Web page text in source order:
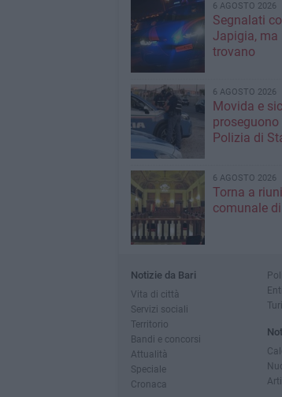
6 AGOSTO 2026
Segnalati
Japigia, ma
trovano
6 AGOSTO 2026
Movida e
Polizia di
6 AGOSTO 2026
Torna a
comunale
Notizie da Bari
Vita di città
Servizi sociali
Territorio
Bandi e concorsi
Attualità
Speciale
Cronaca